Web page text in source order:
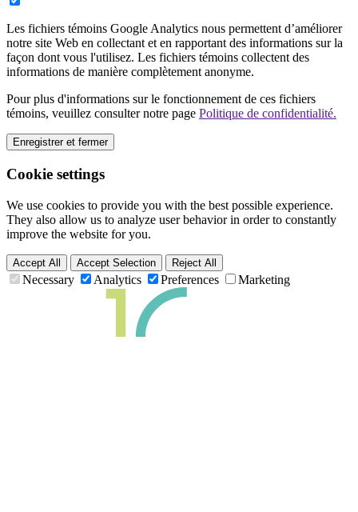
Les fichiers témoins Google Analytics nous permettent d’améliorer
notre site Web en collectant et en rapportant des informations sur la
façon dont vous l'utilisez. Les fichiers témoins collectent des
informations de manière complètement anonyme.
Pour plus d'informations sur le fonctionnement de ces fichiers
témoins, veuillez consulter notre page Politique de confidentialité.
Enregistrer et fermer
Cookie settings
We use cookies to provide you with the best possible experience.
They also allow us to analyze user behavior in order to constantly
improve the website for you.
Accept All Accept Selection Reject All
Necessary Analytics Preferences Marketing